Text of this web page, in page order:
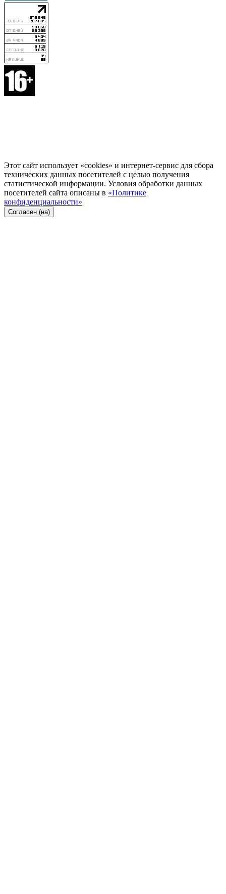
Этот сайт использует «cookies» и интернет-сервис для сбора
технических данных посетителей с целью получения
статистической информации. Условия обработки данных
посетителей сайта описаны в «Политике
конфиденциальности»
Согласен (на)